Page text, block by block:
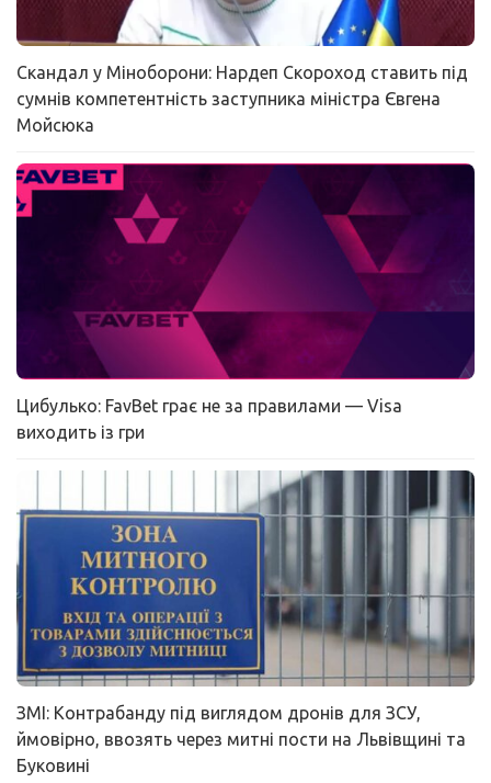
Скандал у Міноборони: Нардеп Скороход ставить під
сумнів компетентність заступника міністра Євгена
Мойсюка
Цибулько: FavBet грає не за правилами — Visa
виходить із гри
ЗМІ: Контрабанду під виглядом дронів для ЗСУ,
ймовірно, ввозять через митні пости на Львівщині та
Буковині